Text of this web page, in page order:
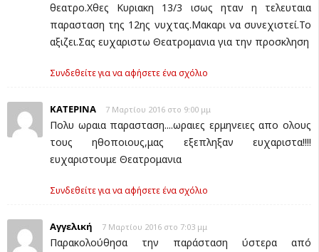
θεατρο.Χθες Κυριακη 13/3 ισως ηταν η τελευταια
παρασταση της 12ης νυχτας.Μακαρι να συνεχιστεί.Το
αξιζει.Σας ευχαριστω Θεατρομανια για την προσκληση
Συνδεθείτε για να αφήσετε ένα σχόλιο
ΚΑΤΕΡΙΝΑ 7 Μαρτίου 2016 στο 9:00 μμ
Πολυ ωραια παρασταση....ωραιες ερμηνειες απο ολους
τους ηθοποιους,μας εξεπληξαν ευχαριστα!!!!
ευχαριστουμε Θεατρομανια
Συνδεθείτε για να αφήσετε ένα σχόλιο
Αγγελική 7 Μαρτίου 2016 στο 7:03 μμ
Παρακολούθησα την παράσταση ύστερα από